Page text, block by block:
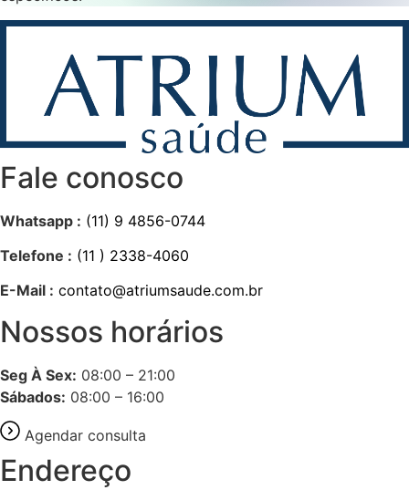
Fale conosco
Whatsapp : (11) 9 4856-0744
Telefone : (11 ) 2338-4060
E-Mail : contato@atriumsaude.com.br
Nossos horários
Seg À Sex: 08:00 – 21:00
Sábados: 08:00 – 16:00
Agendar consulta
Endereço